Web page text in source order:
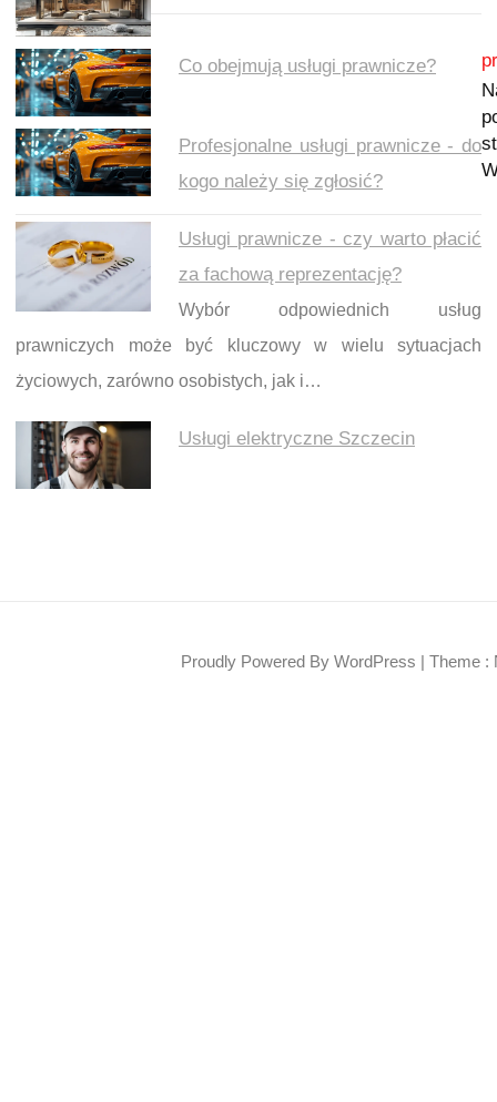
Co obejmują usługi prawnicze?
Profesjonalne usługi prawnicze - do
kogo należy się zgłosić?
Usługi prawnicze - czy warto płacić
za fachową reprezentację?
Wybór odpowiednich usług
prawniczych może być kluczowy w wielu sytuacjach
życiowych, zarówno osobistych, jak i…
Usługi elektryczne Szczecin
Nawigacja wpisu
Proudly Powered By WordPress | Theme :